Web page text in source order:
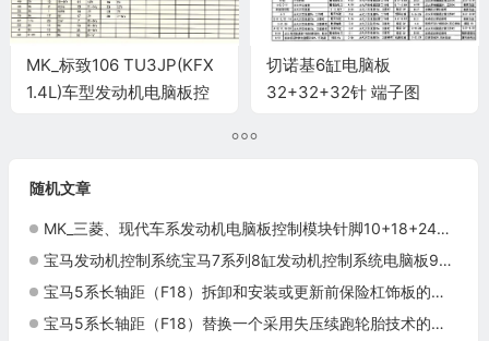
MK_标致106 TU3JP(KFX
1.4L)车型发动机电脑板控
切诺基6缸电脑板
32+32+32针 端子图
随机文章
MK_三菱、现代车系发动机电脑板控制模块针脚10+18+24针11 端子图
宝马发动机控制系统宝马7系列8缸发动机控制系统电脑板9+24+52+40+9针(2)端子
宝马5系长轴距（F18）拆卸和安装或更新前保险杠饰板的两个架梁施工与复检标准
宝马5系长轴距（F18）替换一个采用失压续跑轮胎技术的轮胎施工与复检标准